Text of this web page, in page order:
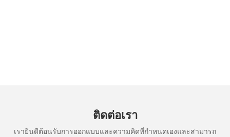
ติดต่อเรา
เรายินดีต้อนรับการออกแบบและความคิดที่กำหนดเองและสามารถ